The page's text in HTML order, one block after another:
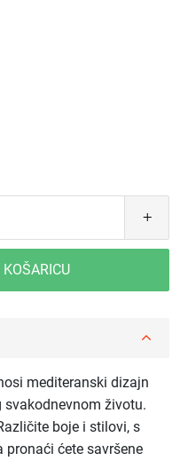
mediteranski dizajn
životu.
boje i stilovi, s
ćete savršene